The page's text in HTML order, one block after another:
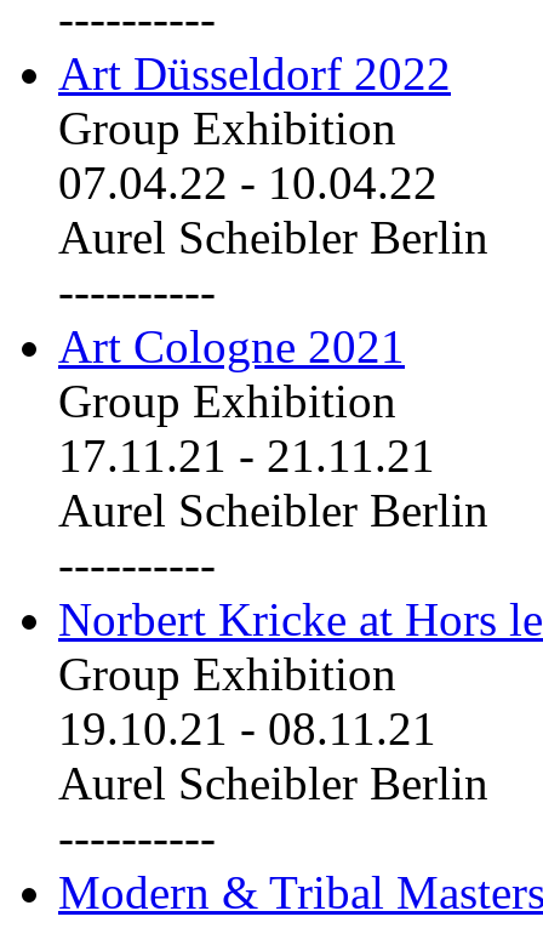
----------
Art Düsseldorf 2022
Group Exhibition
07.04.22 - 10.04.22
Aurel Scheibler Berlin
----------
Art Cologne 2021
Group Exhibition
17.11.21 - 21.11.21
Aurel Scheibler Berlin
----------
Norbert Kricke at Hors
Group Exhibition
19.10.21 - 08.11.21
Aurel Scheibler Berlin
----------
Modern & Tribal